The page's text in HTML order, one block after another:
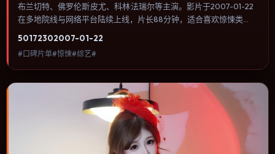
布兰切特、佛罗伦斯·皮尤、科林·法瑞尔等主演。影片于2007-01-22
在多地院线与网络平台陆续上线，片长88分钟，适合喜欢惊悚类
进，节奏与视听语言统一，可作为休闲观影或类型片补片的选择。
50172302007-01-22
#口碑片单#惊悚#综艺#